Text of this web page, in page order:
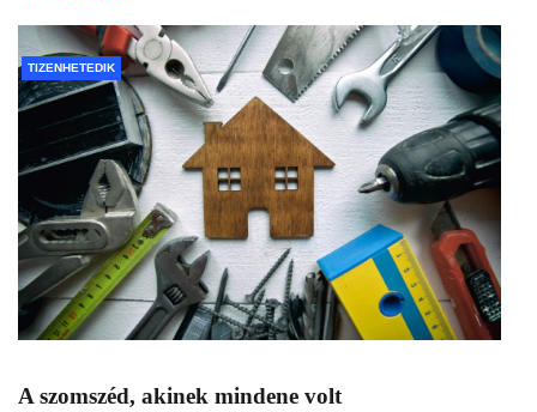
TIZENHETEDIK
A szomszéd, akinek mindene volt